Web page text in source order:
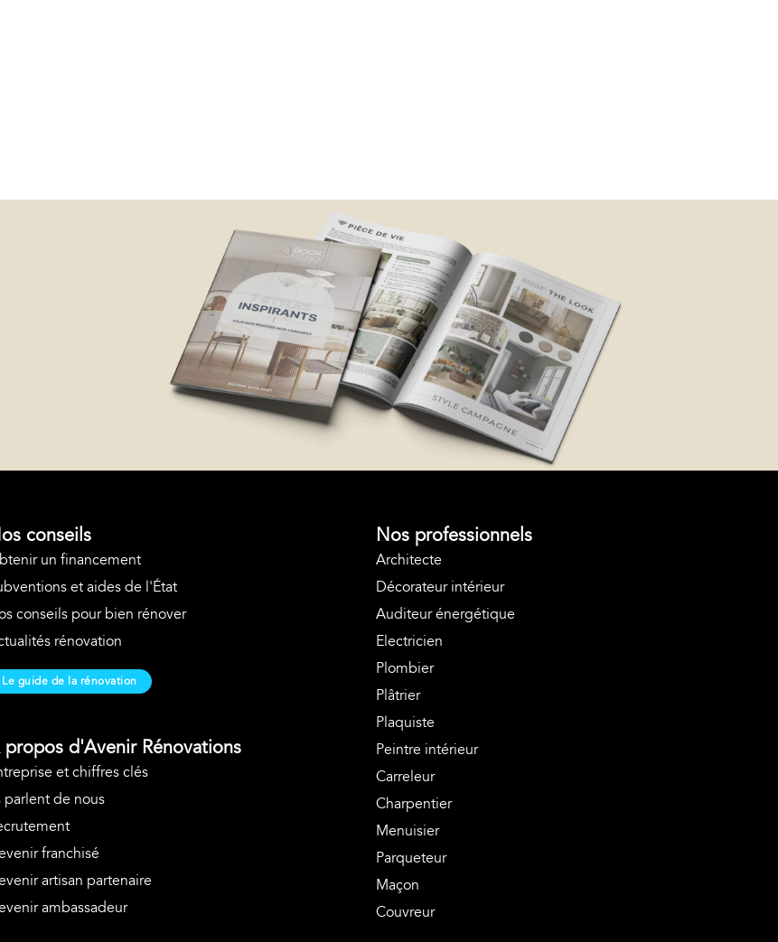
conseils
un financement
et aides de l'État
conseils pour bien rénover
rénovation
Le guide de la rénovation
propos d'Avenir Rénovations
et chiffres clés
parlent de nous
franchisé
artisan partenaire
ambassadeur
Nos professionnels
Architecte
Décorateur intérieur
Auditeur énergétique
Electricien
Plombier
Plâtrier
Plaquiste
Peintre intérieur
Carreleur
Charpentier
Menuisier
Parqueteur
Maçon
Couvreur